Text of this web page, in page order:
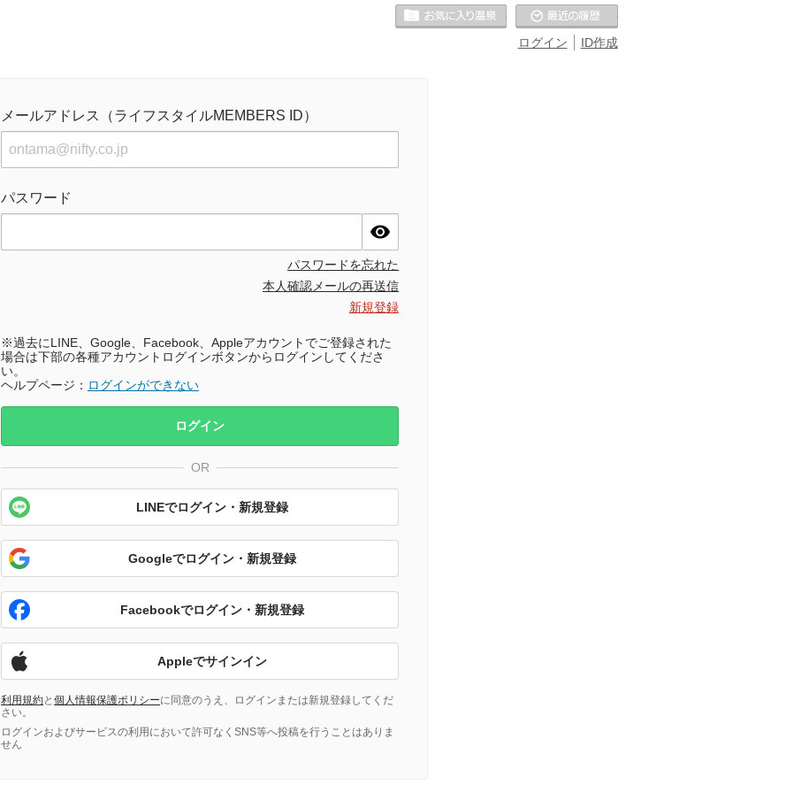
ID作成
ログイン
お気に入りの温泉
メールアドレス（ライフスタイルMEMBERS ID）
パスワード
パスワードを忘れた
本人確認メールの再送信
新規登録
※過去にLINE、Google、Facebook、Appleアカウントでご登録された
場合は下部の各種アカウントログインボタンからログインしてくださ
い。
ヘルプページ： ログインができない
ログイン
OR
LINEでログイン・新規登録
Googleでログイン・新規登録
Facebookでログイン・新規登録
Appleでサインイン
利用規約と 個人情報保護ポリシーに同意のうえ、ログインまたは新規登録してくだ
さい。
ログインおよびサービスの利用において許可なくSNS等へ投稿を行うことはありま
せん